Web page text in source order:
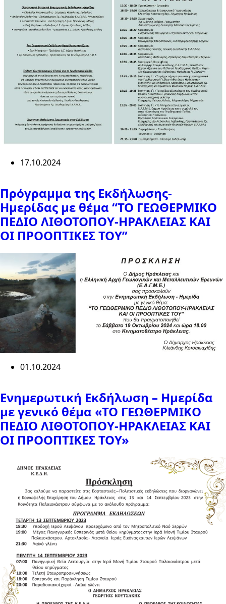
17.10.2024
Πρόγραμμα της Εκδήλωσης-
Ημερίδας με θέμα “ΤΟ ΓΕΩΘΕΡΜΙΚΟ
ΠΕΔΙΟ ΛΙΘΟΤΟΠΟΥ-ΗΡΑΚΛΕΙΑΣ ΚΑΙ
ΟΙ ΠΡΟΟΠΤΙΚΕΣ ΤΟΥ”
01.10.2024
Ενημερωτική Εκδήλωση – Ημερίδα
με γενικό θέμα «ΤΟ ΓΕΩΘΕΡΜΙΚΟ
ΠΕΔΙΟ ΛΙΘΟΤΟΠΟΥ-ΗΡΑΚΛΕΙΑΣ ΚΑΙ
ΟΙ ΠΡΟΟΠΤΙΚΕΣ ΤΟΥ»